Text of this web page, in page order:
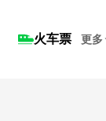
火车票 更多